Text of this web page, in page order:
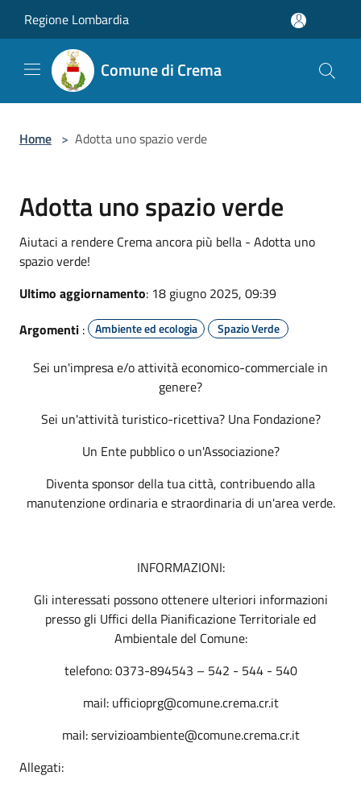
Regione Lombardia
Comune di Crema
Home > Adotta uno spazio verde
Adotta uno spazio verde
Aiutaci a rendere Crema ancora più bella - Adotta uno
spazio verde!
Ultimo aggiornamento: 18 giugno 2025, 09:39
Argomenti : Ambiente ed ecologia Spazio Verde
Sei un'impresa e/o attività economico-commerciale in
genere?
Sei un'attività turistico-ricettiva? Una Fondazione?
Un Ente pubblico o un'Associazione?
Diventa sponsor della tua città, contribuendo alla
manutenzione ordinaria e straordinaria di un'area verde.
INFORMAZIONI:
Gli interessati possono ottenere ulteriori informazioni
presso gli Uffici della Pianificazione Territoriale ed
Ambientale del Comune:
telefono: 0373-894543 – 542 - 544 - 540
mail: ufficioprg@comune.crema.cr.it
mail: servizioambiente@comune.crema.cr.it
Allegati: